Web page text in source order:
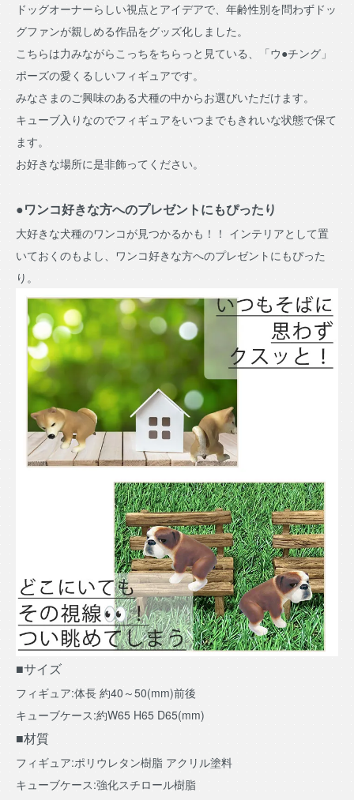
ドッグオーナーらしい視点とアイデアで、年齢性別を問わずドッ
グファンが親しめる作品をグッズ化しました。
こちらは力みながらこっちをちらっと見ている、「ウ●チング」
ポーズの愛くるしいフィギュアです。
みなさまのご興味のある犬種の中からお選びいただけます。
キューブ入りなのでフィギュアをいつまでもきれいな状態で保て
ます。
お好きな場所に是非飾ってください。
●ワンコ好きな方へのプレゼントにもぴったり
大好きな犬種のワンコが見つかるかも！！ インテリアとして置
いておくのもよし、ワンコ好きな方へのプレゼントにもぴった
り。
■サイズ
フィギュア:体長 約40～50(mm)前後
キューブケース:約W65 H65 D65(mm)
■材質
フィギュア:ポリウレタン樹脂 アクリル塗料
キューブケース:強化スチロール樹脂